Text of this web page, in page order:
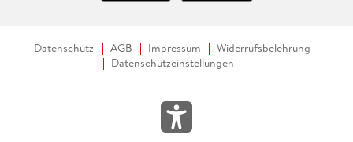
Datenschutz AGB Impressum
Widerrufsbelehrung
Datenschutzeinstellungen